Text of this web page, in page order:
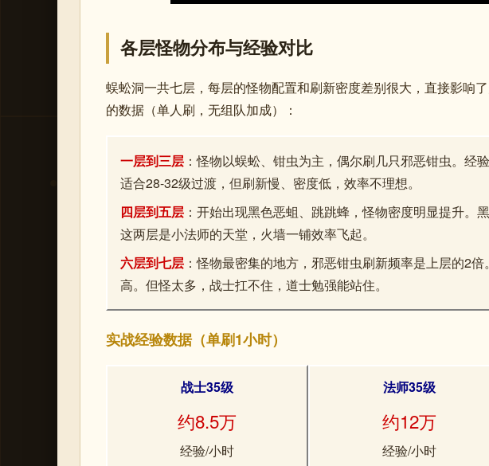
各层怪物分布与经验对比
蜈蚣洞一共七层，每层的怪物配置和刷新密度差别很大，直接影响
的数据（单人刷，无组队加成）：
一层到三层 ：怪物以蜈蚣、钳虫为主，偶尔刷几只邪恶钳虫。经
适合28-32级过渡，但刷新慢、密度低，效率不理想。
四层到五层 ：开始出现黑色恶蛆、跳跳蜂，怪物密度明显提升。
这两层是小法师的天堂，火墙一铺效率飞起。
六层到七层 ：怪物最密集的地方，邪恶钳虫刷新频率是上层的2
高。但怪太多，战士扛不住，道士勉强能站住。
实战经验数据（单刷1小时）
战士35级
约8.5万
经验/小时
法师35级
约12万
经验/小时